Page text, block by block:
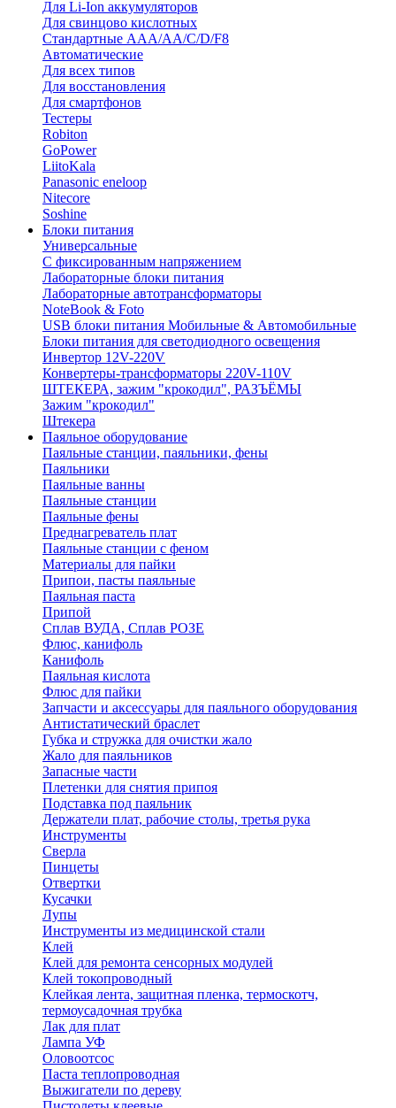
Для Li-Ion аккумуляторов
Для свинцово кислотных
Стандартные ААА/АА/С/D/F8
Автоматические
Для всех типов
Для восстановления
Для смартфонов
Тестеры
Robiton
GoPower
LiitoKala
Panasonic eneloop
Nitecore
Soshine
Блоки питания
Универсальные
C фиксированным напряжением
Лабораторные блоки питания
Лабораторные автотрансформаторы
NoteBook & Foto
USB блоки питания Мобильные & Автомобильные
Блоки питания для светодиодного освещения
Инвертор 12V-220V
Конвертеры-трансформаторы 220V-110V
ШТЕКЕРА, зажим "крокодил", РАЗЪЁМЫ
Зажим "крокодил"
Штекера
Паяльное оборудование
Паяльные станции, паяльники, фены
Паяльники
Паяльные ванны
Паяльные станции
Паяльные фены
Преднагреватель плат
Паяльные станции с феном
Материалы для пайки
Припои, пасты паяльные
Паяльная паста
Припой
Сплав ВУДА, Сплав РОЗЕ
Флюс, канифоль
Канифоль
Паяльная кислота
Флюс для пайки
Запчасти и аксессуары для паяльного оборудования
Антистатический браслет
Губка и стружка для очистки жало
Жало для паяльников
Запасные части
Плетенки для снятия припоя
Подставка под паяльник
Держатели плат, рабочие столы, третья рука
Инструменты
Сверла
Пинцеты
Отвертки
Кусачки
Лупы
Инструменты из медицинской стали
Клей
Клей для ремонта сенсорных модулей
Клей токопроводный
Клейкая лента, защитная пленка, термоскотч,
термоусадочная трубка
Лак для плат
Лампа УФ
Оловоотсос
Паста теплопроводная
Выжигатели по дереву